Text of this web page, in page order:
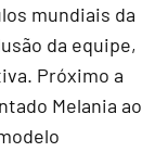
mundiais da
da equipe,
Próximo a
Melania ao